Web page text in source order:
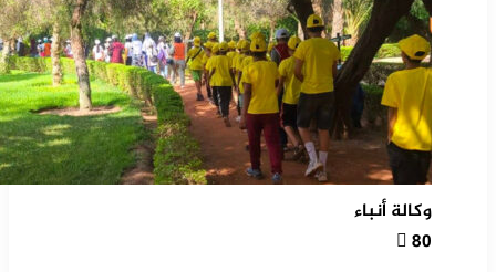
وكالة أنباء
80